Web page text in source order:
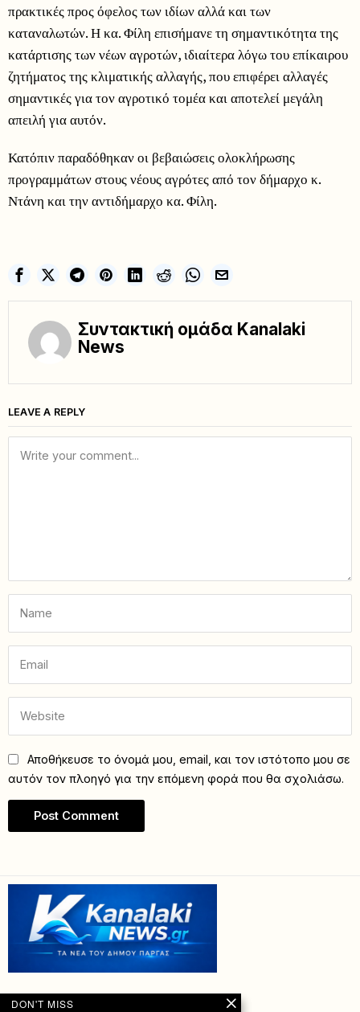
πρακτικές προς όφελος των ιδίων αλλά και των
καταναλωτών. Η κα. Φίλη επισήμανε τη σημαντικότητα της
κατάρτισης των νέων αγροτών, ιδιαίτερα λόγω του επίκαιρου
ζητήματος της κλιματικής αλλαγής, που επιφέρει αλλαγές
σημαντικές για τον αγροτικό τομέα και αποτελεί μεγάλη
απειλή για αυτόν.
Κατόπιν παραδόθηκαν οι βεβαιώσεις ολοκλήρωσης
προγραμμάτων στους νέους αγρότες από τον δήμαρχο κ.
Ντάνη και την αντιδήμαρχο κα. Φίλη.
Συντακτική ομάδα Kanalaki
News
LEAVE A REPLY
Αποθήκευσε το όνομά μου, email, και τον ιστότοπο μου σε
αυτόν τον πλοηγό για την επόμενη φορά που θα σχολιάσω.
DON'T MISS